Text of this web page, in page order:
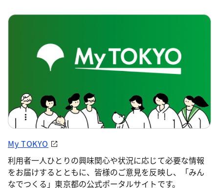
My TOKYO
利用者一人ひとりの興味関心や状況に応じて必要な情報
をお届けするとともに、皆様のご意見を反映し、「みん
なでつくる」東京都の公式ポータルサイトです。